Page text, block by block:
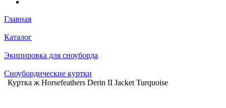
Главная
Каталог
Экипировка для сноуборда
Сноубордические куртки
Куртка ж Horsefeathers Derin II Jacket Turquoise